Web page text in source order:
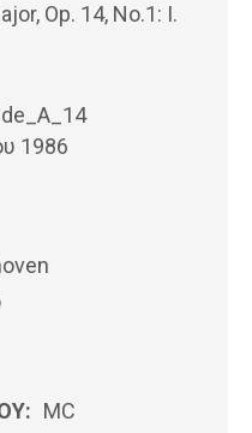
Op. 14, No.1: I.
1986
MC